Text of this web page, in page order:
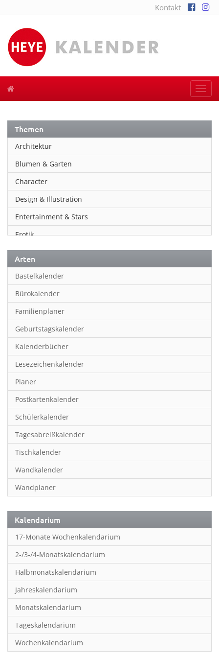
Kontakt
Themen
Architektur
Blumen & Garten
Character
Design & Illustration
Entertainment & Stars
Erotik
Essen & Trinken
Familienplaner
Fantasy
Film
Fotokunst
Frauen
Fußball
Geburtstagskalender
Hobby & Basteln
Humor & Cartoon
Inpiration & Entspannung
Inspiration & Entspannung
Inspiration & Spiritualität
Kinderkalender
Kunst
Länder & Städte
Landschaft & Natur
Lifestyle
Literatur
Manga & Animé
Neutrale Kalender
Partner- & Wandplaner
Planung & Organisation
Arten
Bastelkalender
Bürokalender
Familienplaner
Geburtstagskalender
Kalenderbücher
Lesezeichenkalender
Planer
Postkartenkalender
Schülerkalender
Tagesabreißkalender
Tischkalender
Wandkalender
Wandplaner
Kalendarium
17-Monate Wochenkalendarium
2-/3-/4-Monatskalendarium
Halbmonatskalendarium
Jahreskalendarium
Monatskalendarium
Tageskalendarium
Wochenkalendarium